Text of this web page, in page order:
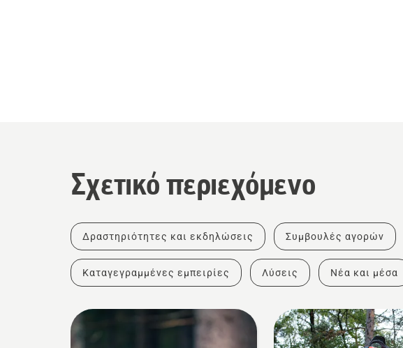
Σχετικό περιεχόμενο
Δραστηριότητες και εκδηλώσεις Συμβουλές αγορών
Καταγεγραμμένες εμπειρίες Λύσεις Νέα και μέσα